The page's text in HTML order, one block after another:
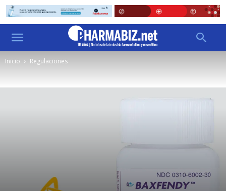
Inicio Regulaciones